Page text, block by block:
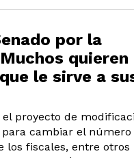
por la
quieren
le sirve a
proyecto de
cambiar el número
los fiscales, entre otros